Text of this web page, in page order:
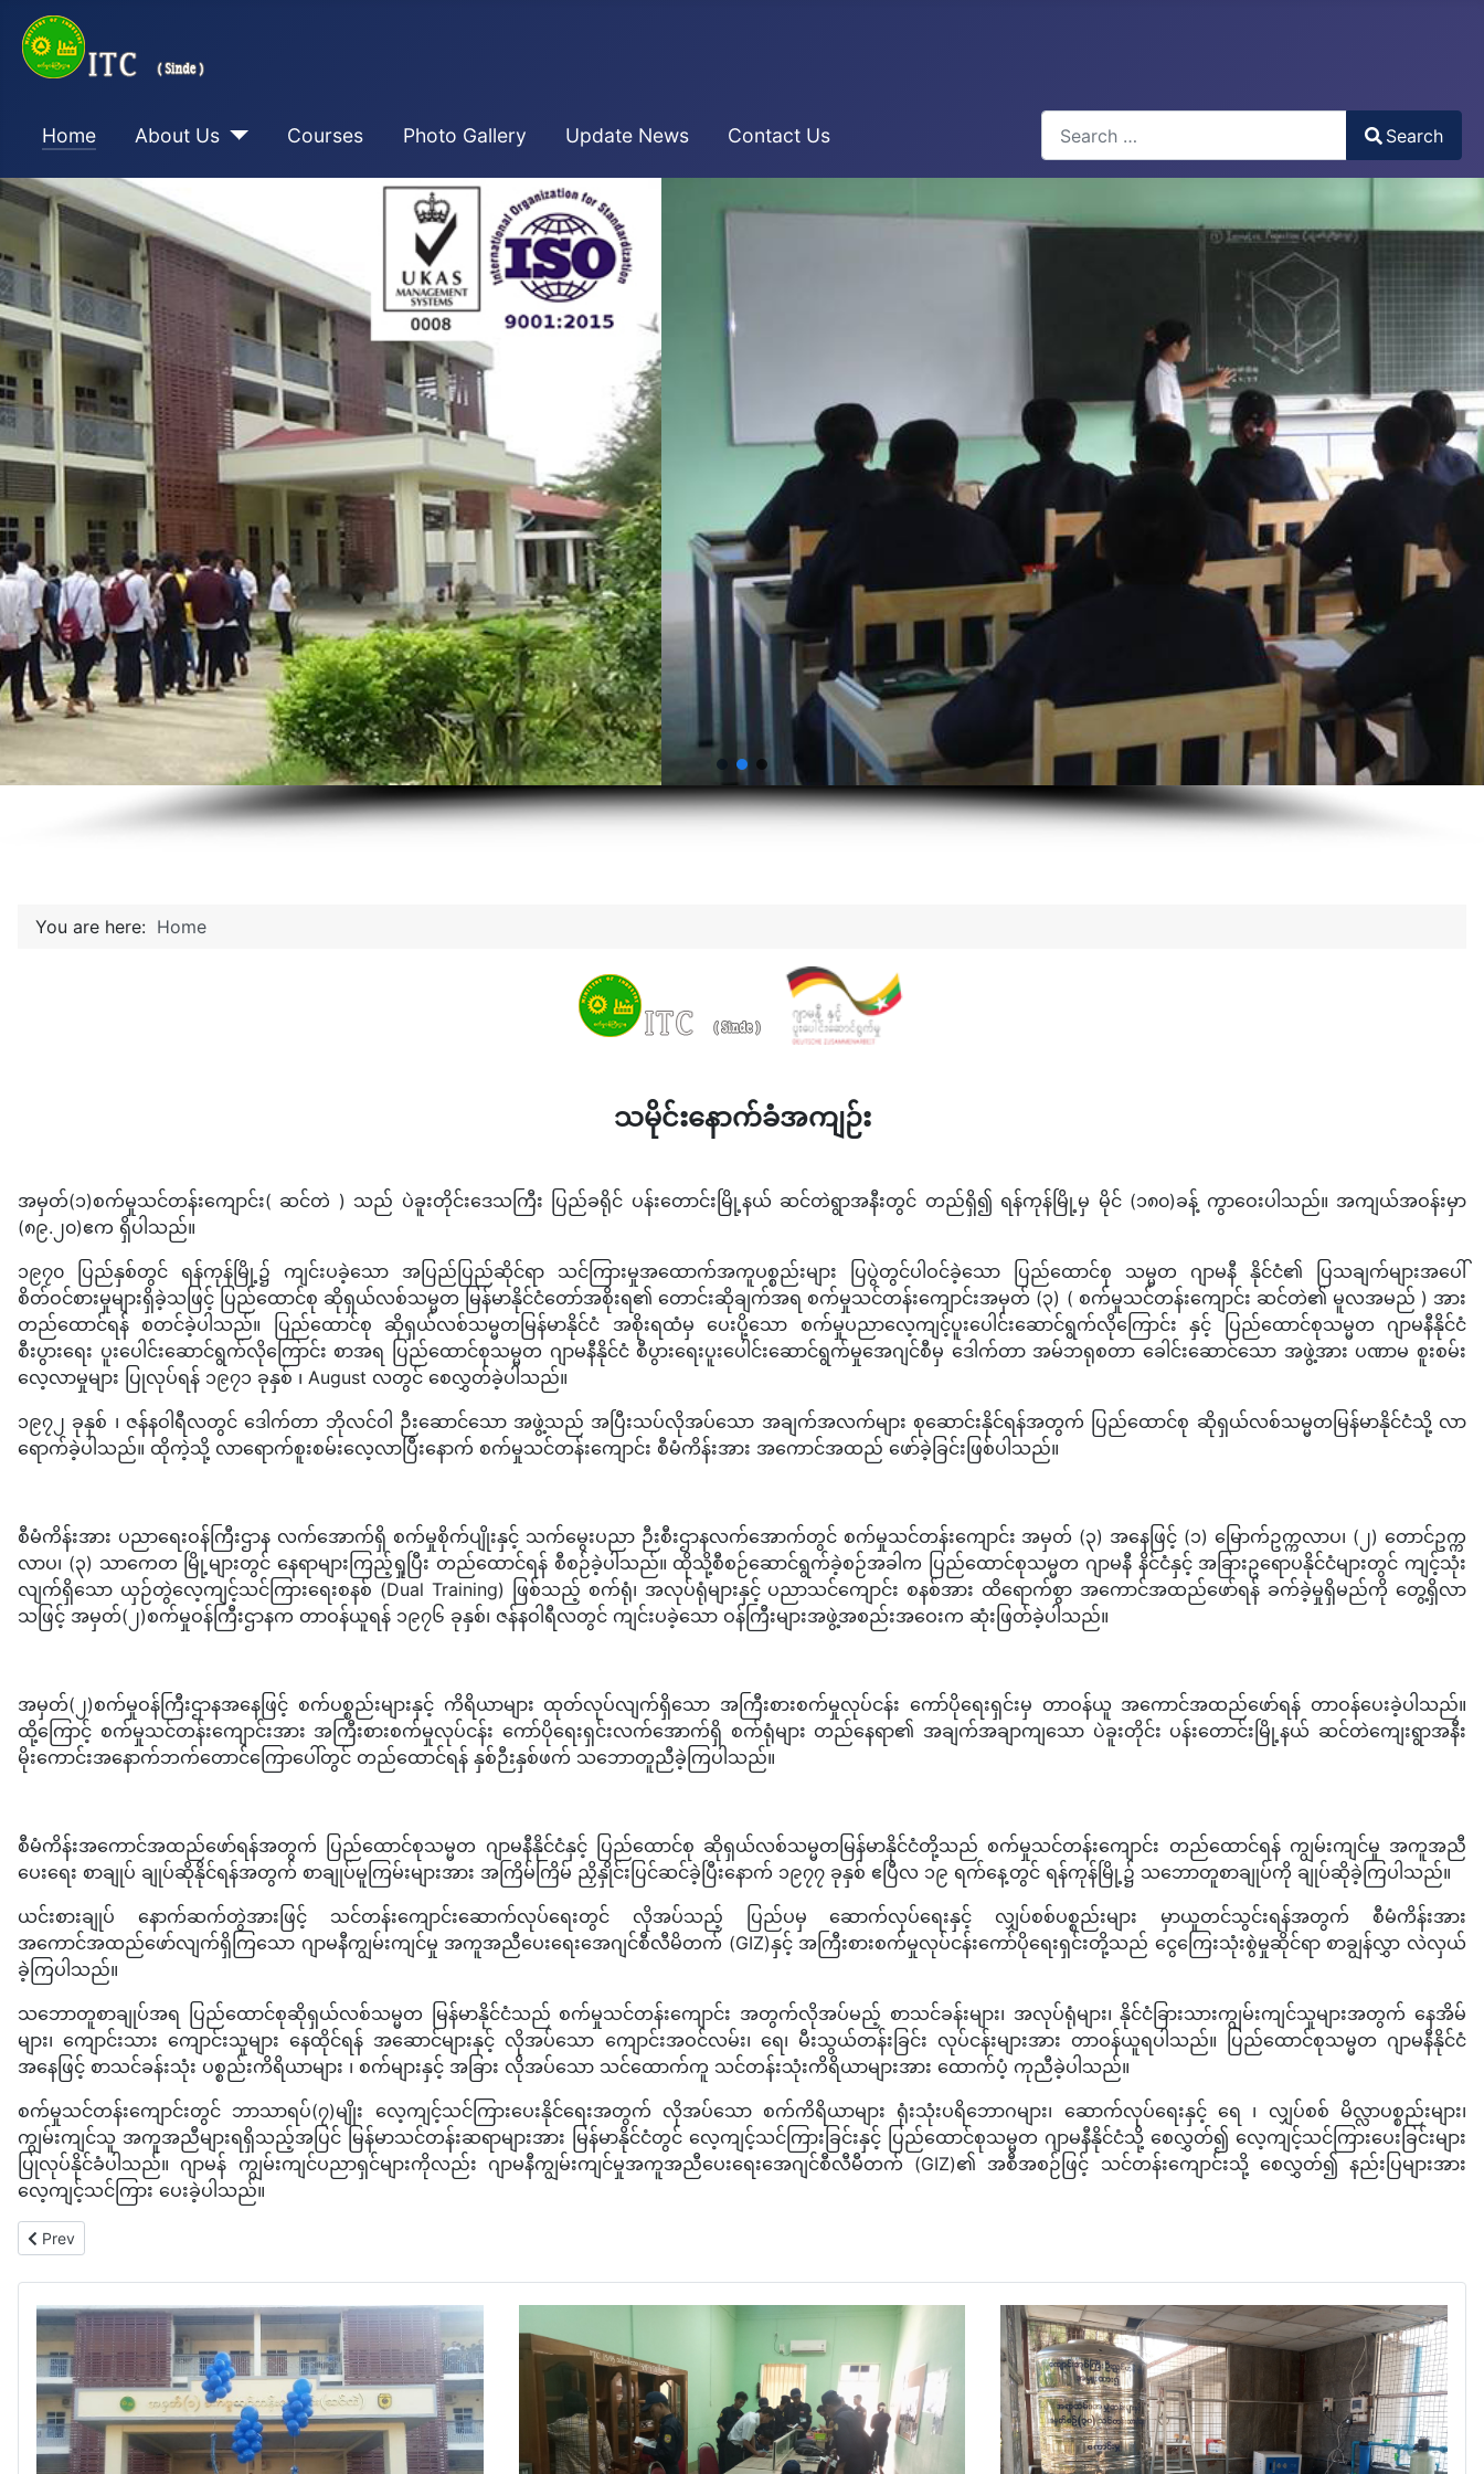
Home About Us Courses Photo Gallery Update News Contact Us
Type 2 or more characters for results.
Search
You are here: Home
သမိုင်းနောက်ခံအကျဉ်း
အမှတ်(၁)စက်မှုသင်တန်းကျောင်း( ဆင်တဲ ) သည် ပဲခူးတိုင်းဒေသကြီး ပြည်ခရိုင် ပန်းတောင်းမြို့နယ် ဆင်တဲရွာအနီးတွင် တည်ရှိ၍ ရန်ကုန်မြို့မှ မိုင် (၁၈၀)ခန့် ကွာဝေးပါသည်။ အကျယ်အဝန်းမှာ
(၈၉.၂၀)ဧက ရှိပါသည်။
၁၉၇၀ ပြည်နှစ်တွင် ရန်ကုန်မြို့၌ ကျင်းပခဲ့သော အပြည်ပြည်ဆိုင်ရာ သင်ကြားမှုအထောက်အကူပစ္စည်းများ ပြပွဲတွင်ပါဝင်ခဲ့သော ပြည်ထောင်စု သမ္မတ ဂျာမနီ နိုင်ငံ၏ ပြသချက်များအပေါ်
စိတ်ဝင်စားမှုများရှိခဲ့သဖြင့် ပြည်ထောင်စု ဆိုရှယ်လစ်သမ္မတ မြန်မာနိုင်ငံတော်အစိုးရ၏ တောင်းဆိုချက်အရ စက်မှုသင်တန်းကျောင်းအမှတ် (၃) ( စက်မှုသင်တန်းကျောင်း ဆင်တဲ၏ မူလအမည် ) အား
တည်ထောင်ရန် စတင်ခဲ့ပါသည်။ ပြည်ထောင်စု ဆိုရှယ်လစ်သမ္မတမြန်မာနိုင်ငံ အစိုးရထံမှ ပေးပို့သော စက်မှုပညာလေ့ကျင့်ပူးပေါင်းဆောင်ရွက်လိုကြောင်း နှင့် ပြည်ထောင်စုသမ္မတ ဂျာမနီနိုင်ငံ
စီးပွားရေး ပူးပေါင်းဆောင်ရွက်လိုကြောင်း စာအရ ပြည်ထောင်စုသမ္မတ ဂျာမနီနိုင်ငံ စီပွားရေးပူးပေါင်းဆောင်ရွက်မှုအေဂျင်စီမှ ဒေါက်တာ အမ်ဘရုစတာ ခေါင်းဆောင်သော အဖွဲ့အား ပဏာမ စူးစမ်း
လေ့လာမှုများ ပြုလုပ်ရန် ၁၉၇၁ ခုနှစ် ၊ August လတွင် စေလွှတ်ခဲ့ပါသည်။
၁၉၇၂ ခုနှစ် ၊ ဇန်နဝါရီလတွင် ဒေါက်တာ ဘိုလင်ဝါ ဉီးဆောင်သော အဖွဲ့သည် အပြီးသပ်လိုအပ်သော အချက်အလက်များ စုဆောင်းနိုင်ရန်အတွက် ပြည်ထောင်စု ဆိုရှယ်လစ်သမ္မတမြန်မာနိုင်ငံသို့ လာ
ရောက်ခဲ့ပါသည်။ ထိုကဲ့သို့ လာရောက်စူးစမ်းလေ့လာပြီးနောက် စက်မှုသင်တန်းကျောင်း စီမံကိန်းအား အကောင်အထည် ဖော်ခဲ့ခြင်းဖြစ်ပါသည်။
စီမံကိန်းအား ပညာရေးဝန်ကြီးဌာန လက်အောက်ရှိ စက်မှုစိုက်ပျိုးနှင့် သက်မွေးပညာ ဉီးစီးဌာနလက်အောက်တွင် စက်မှုသင်တန်းကျောင်း အမှတ် (၃) အနေဖြင့် (၁) မြောက်ဥက္ကလာပ၊ (၂) တောင်ဥက္က
လာပ၊ (၃) သာကေတ မြို့များတွင် နေရာများကြည့်ရှုပြီး တည်ထောင်ရန် စီစဉ်ခဲ့ပါသည်။ ထိုသို့စီစဉ်ဆောင်ရွက်ခဲ့စဉ်အခါက ပြည်ထောင်စုသမ္မတ ဂျာမနီ နိင်ငံနှင့် အခြားဥရောပနိုင်ငံများတွင် ကျင့်သုံး
လျက်ရှိသော ယှဉ်တွဲလေ့ကျင့်သင်ကြားရေးစနစ် (Dual Training) ဖြစ်သည့် စက်ရုံ၊ အလုပ်ရုံများနှင့် ပညာသင်ကျောင်း စနစ်အား ထိရောက်စွာ အကောင်အထည်ဖော်ရန် ခက်ခဲ့မှုရှိမည်ကို တွေ့ရှိလာ
သဖြင့် အမှတ်(၂)စက်မှုဝန်ကြီးဌာနက တာဝန်ယူရန် ၁၉၇၆ ခုနှစ်၊ ဇန်နဝါရီလတွင် ကျင်းပခဲ့သော ဝန်ကြီးများအဖွဲ့အစည်းအဝေးက ဆုံးဖြတ်ခဲ့ပါသည်။
အမှတ်(၂)စက်မှုဝန်ကြီးဌာနအနေဖြင့် စက်ပစ္စည်းများနှင့် ကိရိယာများ ထုတ်လုပ်လျက်ရှိသော အကြီးစားစက်မှုလုပ်ငန်း ကော်ပိုရေးရှင်းမှ တာဝန်ယူ အကောင်အထည်ဖော်ရန် တာဝန်ပေးခဲ့ပါသည်။
ထို့ကြောင့် စက်မှုသင်တန်းကျောင်းအား အကြီးစားစက်မှုလုပ်ငန်း ကော်ပိုရေးရှင်းလက်အောက်ရှိ စက်ရုံများ တည်နေရာ၏ အချက်အချာကျသော ပဲခူးတိုင်း ပန်းတောင်းမြို့နယ် ဆင်တဲကျေးရွာအနီး
မိုးကောင်းအနောက်ဘက်တောင်ကြောပေါ်တွင် တည်ထောင်ရန် နှစ်ဉီးနှစ်ဖက် သဘောတူညီခဲ့ကြပါသည်။
စီမံကိန်းအကောင်အထည်ဖော်ရန်အတွက် ပြည်ထောင်စုသမ္မတ ဂျာမနီနိုင်ငံနှင့် ပြည်ထောင်စု ဆိုရှယ်လစ်သမ္မတမြန်မာနိုင်ငံတို့သည် စက်မှုသင်တန်းကျောင်း တည်ထောင်ရန် ကျွမ်းကျင်မှု အကူအညီ
ပေးရေး စာချုပ် ချုပ်ဆိုနိုင်ရန်အတွက် စာချုပ်မူကြမ်းများအား အကြိမ်ကြိမ် ညှိနှိုင်းပြင်ဆင်ခဲ့ပြီးနောက် ၁၉၇၇ ခုနှစ် ဧပြီလ ၁၉ ရက်နေ့တွင် ရန်ကုန်မြို့၌ သဘောတူစာချုပ်ကို ချုပ်ဆိုခဲ့ကြပါသည်။
ယင်းစားချုပ် နောက်ဆက်တွဲအားဖြင့် သင်တန်းကျောင်းဆောက်လုပ်ရေးတွင် လိုအပ်သည့် ပြည်ပမှ ဆောက်လုပ်ရေးနှင့် လျှပ်စစ်ပစ္စည်းများ မှာယူတင်သွင်းရန်အတွက် စီမံကိန်းအား
အကောင်အထည်ဖော်လျက်ရှိကြသော ဂျာမနီကျွမ်းကျင်မှု အကူအညီပေးရေးအေဂျင်စီလီမိတက် (GIZ)နှင့် အကြီးစားစက်မှုလုပ်ငန်းကော်ပိုရေးရှင်းတို့သည် ငွေကြေးသုံးစွဲမှုဆိုင်ရာ စာချွန်လွှာ လဲလှယ်
ခဲ့ကြပါသည်။
သဘောတူစာချုပ်အရ ပြည်ထောင်စုဆိုရှယ်လစ်သမ္မတ မြန်မာနိုင်ငံသည် စက်မှုသင်တန်းကျောင်း အတွက်လိုအပ်မည့် စာသင်ခန်းများ၊ အလုပ်ရုံများ၊ နိုင်ငံခြားသားကျွမ်းကျင်သူများအတွက် နေအိမ်
များ၊ ကျောင်းသား ကျောင်းသူများ နေထိုင်ရန် အဆောင်များနှင့် လိုအပ်သော ကျောင်းအဝင်လမ်း၊ ရေ၊ မီးသွယ်တန်းခြင်း လုပ်ငန်းများအား တာဝန်ယူရပါသည်။ ပြည်ထောင်စုသမ္မတ ဂျာမနီနိုင်ငံ
အနေဖြင့် စာသင်ခန်းသုံး ပစ္စည်းကိရိယာများ ၊ စက်များနှင့် အခြား လိုအပ်သော သင်ထောက်ကူ သင်တန်းသုံးကိရိယာများအား ထောက်ပံ့ ကုညီခဲ့ပါသည်။
စက်မှုသင်တန်းကျောင်းတွင် ဘာသာရပ်(၇)မျိုး လေ့ကျင့်သင်ကြားပေးနိုင်ရေးအတွက် လိုအပ်သော စက်ကိရိယာများ ရုံးသုံးပရိဘောဂများ၊ ဆောက်လုပ်ရေးနှင့် ရေ ၊ လျှပ်စစ် မိလ္လာပစ္စည်းများ၊
ကျွမ်းကျင်သူ အကူအညီများရရှိသည့်အပြင် မြန်မာသင်တန်းဆရာများအား မြန်မာနိုင်ငံတွင် လေ့ကျင့်သင်ကြားခြင်းနှင့် ပြည်ထောင်စုသမ္မတ ဂျာမနီနိုင်ငံသို့ စေလွှတ်၍ လေ့ကျင့်သင်ကြားပေးခြင်းများ
ပြုလုပ်နိုင်ခံပါသည်။ ဂျာမန် ကျွမ်းကျင်ပညာရှင်များကိုလည်း ဂျာမနီကျွမ်းကျင်မှုအကူအညီပေးရေးအေဂျင်စီလီမီတက် (GIZ)၏ အစီအစဉ်ဖြင့် သင်တန်းကျောင်းသို့ စေလွှတ်၍ နည်းပြများအား
လေ့ကျင့်သင်ကြား ပေးခဲ့ပါသည်။
Previous article: Tianjin Consensus
Prev